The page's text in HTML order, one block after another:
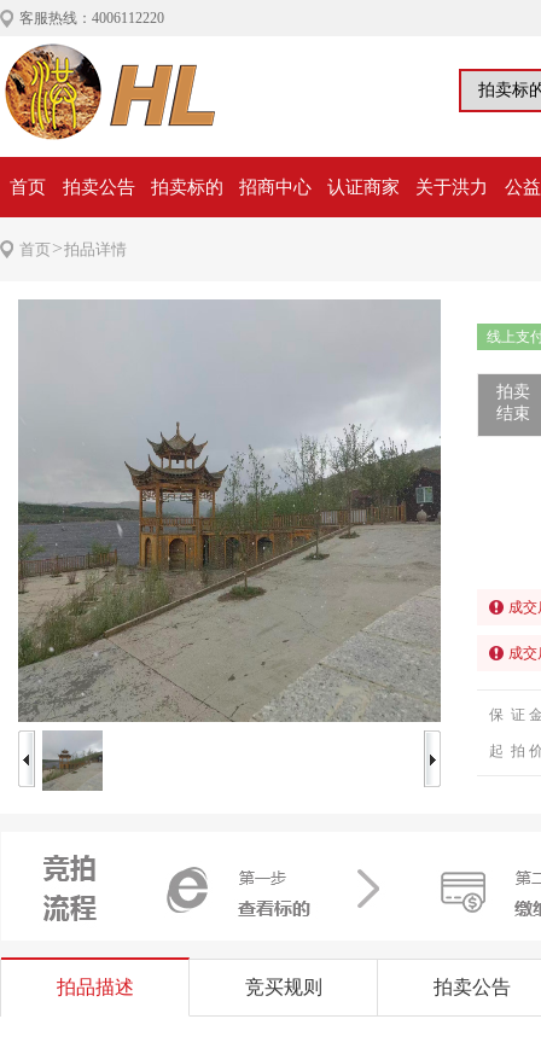
客服热线：4006112220
首页 拍卖公告 拍卖标的 招商中心 认证商家 关于洪力 公
首页>拍品详情
线上支
拍卖
结束
成
成
保 证
起 拍
拍品描述 竞买规则 拍卖公告